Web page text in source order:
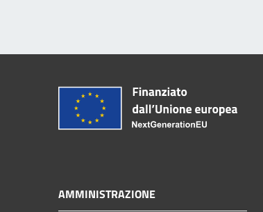
AMMINISTRAZIONE